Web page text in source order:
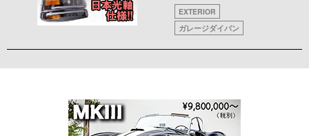
EXTERIOR
ガレージダイバン